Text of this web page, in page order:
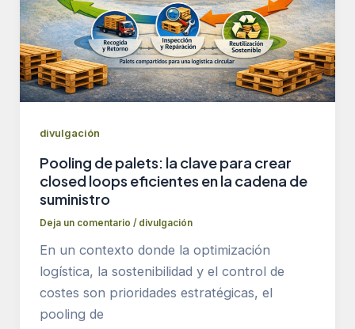
divulgación
Pooling de palets: la clave para crear
closed loops eficientes en la cadena de
suministro
Deja un comentario / divulgación
En un contexto donde la optimización
logística, la sostenibilidad y el control de
costes son prioridades estratégicas, el
pooling de